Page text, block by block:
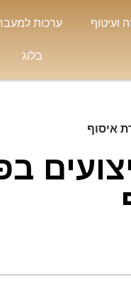
ועיטוף ערכות
בלוג
איסוף